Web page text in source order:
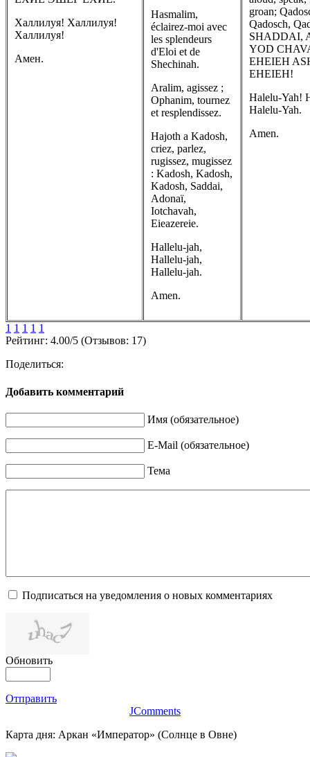
Халлилуя! Халлилуя!
Халлилуя!
Амен.
Hasmalim,
éclairez-moi avec
les splendeurs
d'Eloi et de
Shechinah.
Aralim, agissez ;
Ophanim, tournez
et resplendissez.
Hajoth a Kadosh,
criez, parlez,
rugissez, mugissez
: Kadosh, Kadosh,
Kadosh, Saddai,
Adonaï,
Iotchavah,
Eieazereie.
Hallelu-jah,
Hallelu-jah,
Hallelu-jah.
Amen.
groan;
Qadosch,
SHADDAI,
YOD
EHEIEH
EHEIEH!
Halelu-Yah!
Halelu-Yah.
Amen.
1 1 1 1 1
Рейтинг: 4.00/5 (Отзывов: 17)
Поделиться:
Добавить комментарий
Имя (обязательное)
E-Mail (обязательное)
Тема
Подписаться на уведомления о новых комментариях
Обновить
Отправить
JComments
Карта дня: Аркан «Император» (Солнце в Овне)